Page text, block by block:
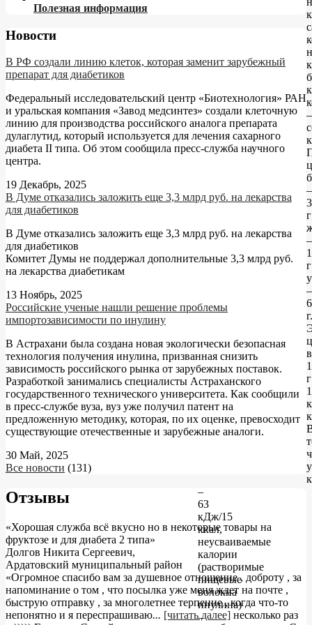
Полезная информация
Новости
В РФ создали линию клеток, которая заменит зарубежный
препарат для диабетиков
Федеральный исследовательский центр «Биотехнология» РАН
и уральская компания «Завод медсинтез» создали клеточную
линию для производства российского аналога препарата
дулаглутид, который используется для лечения сахарного
диабета II типа. Об этом сообщила пресс-служба научного
центра.
19 Декабрь, 2025
В Думе отказались заложить еще 3,3 млрд руб. на лекарства
для диабетиков
В Думе отказались заложить еще 3,3 млрд руб. на лекарства
для диабетиков
Комитет Думы не поддержал дополнительные 3,3 млрд руб.
на лекарства диабетикам
13 Ноябрь, 2025
Российские ученые нашли решение проблемы
импортозависимости по инулину
В Астрахани была создана новая экологически безопасная
технология получения инулина, призванная снизить
зависимость российского рынка от зарубежных поставок.
Разработкой занимались специалисты Астраханского
государственного технического университета. Как сообщили
в пресс-службе вуза, вуз уже получил патент на
предложенную методику, которая, по их оценке, превосходит
существующие отечественные и зарубежные аналоги.
30 Май, 2025
Все новости (131)
Отзывы
«Хорошая служба всё вкусно но в некоторые товары на
фруктозе и для диабета 2 типа»
Долгов Никита Сергеевич,
Ардатовский муниципальный район
«Огромное спасибо вам за душевное отношение , доброту , за
напоминание о том , что посылка уже меня ждет на почте ,
быструю отправку , за многолетнее терпение , когда что-то
непонятно и я переспрашиваю... [читать далее] несколько раз
–
3
1
6
г.
в
–
63
кДж/15
ккал,
неусваиваемые
калории
(растворимые
пищевые
волокна
инулина)
–